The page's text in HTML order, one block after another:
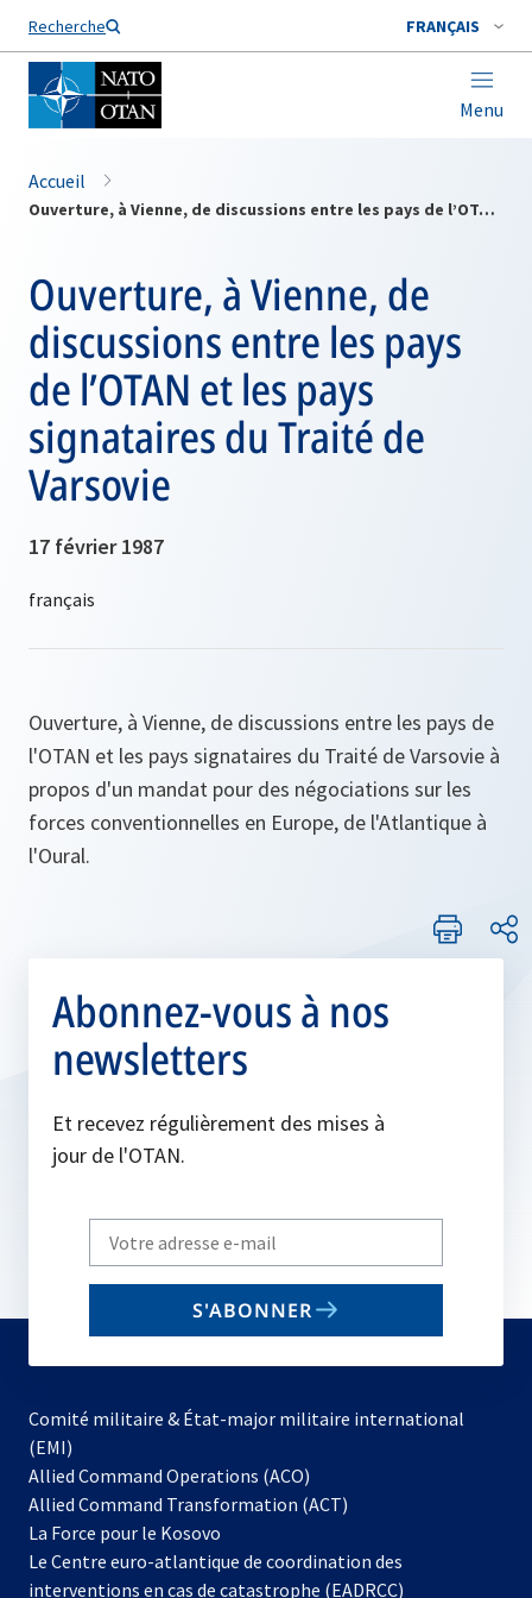
Recherche FRANÇAIS
Menu
Nom de famille*
Accueil
Ouverture, à Vienne, de discussions entre les pays de l’OTAN et les pays signataires du Traité de Varsovie
Ouverture, à Vienne, de
discussions entre les pays
de l’OTAN et les pays
signataires du Traité de
Varsovie
17 février 1987
Ouverture, à Vienne, de discussions entre les pays de
l'OTAN et les pays signataires du Traité de Varsovie à
propos d'un mandat pour des négociations sur les
forces conventionnelles en Europe, de l'Atlantique à
l'Oural.
Abonnez-vous à nos
newsletters
Et recevez régulièrement des mises à
jour de l'OTAN.
Write
your
email
S'ABONNER
Comité militaire & État-major militaire international
(EMI)
Allied Command Operations (ACO)
dans
nouvel
onglet
Allied Command Transformation (ACT)
La Force pour le Kosovo
dans
un
Le Centre euro-atlantique de coordination des
interventions en cas de catastrophe (EADRCC)